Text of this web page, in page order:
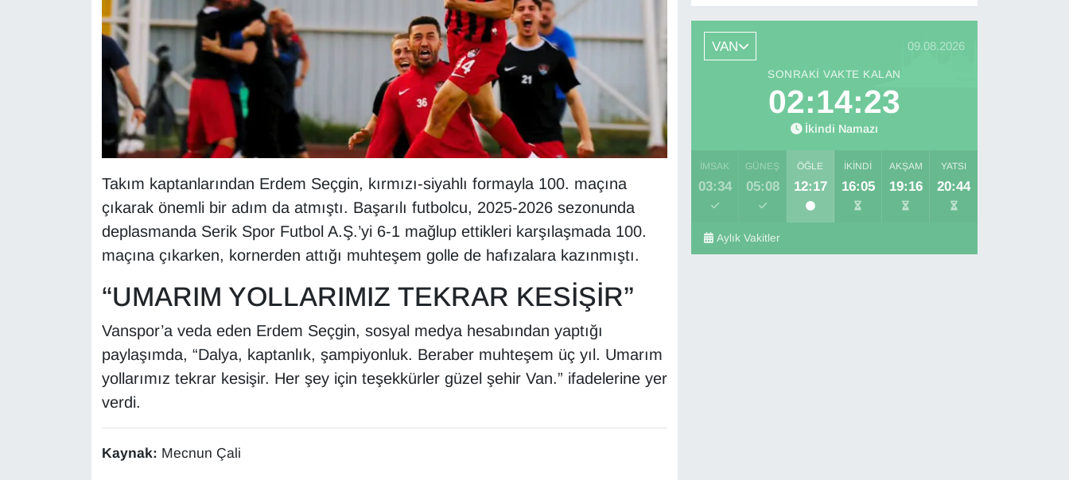
Takım kaptanlarından Erdem Seçgin, kırmızı-siyahlı formayla 100. maçına
çıkarak önemli bir adım da atmıştı. Başarılı futbolcu, 2025-2026 sezonunda
deplasmanda Serik Spor Futbol A.Ş.’yi 6-1 mağlup ettikleri karşılaşmada 100.
maçına çıkarken, kornerden attığı muhteşem golle de hafızalara kazınmıştı.
“UMARIM YOLLARIMIZ TEKRAR KESİŞİR”
Vanspor’a veda eden Erdem Seçgin, sosyal medya hesabından yaptığı
paylaşımda, “Dalya, kaptanlık, şampiyonluk. Beraber muhteşem üç yıl. Umarım
yollarımız tekrar kesişir. Her şey için teşekkürler güzel şehir Van.” ifadelerine yer
verdi.
Kaynak: Mecnun Çali
boyuta geçeceğiz
VAN 09.08.2026
SONRAKI VAKTE KALAN
02:14:21
İkindi Namazı
İMSAK
03:34
GÜNEŞ
05:08
ÖĞLE
12:17
İKINDI
16:05
AKŞAM
19:16
YATSI
20:44
Aylık Vakitler